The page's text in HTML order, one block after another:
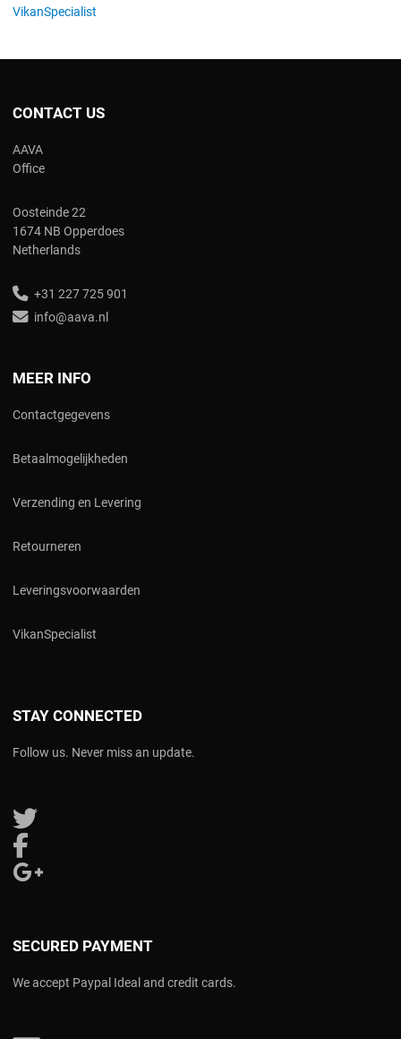
VikanSpecialist
CONTACT US
AAVA
Office
Oosteinde 22
1674 NB Opperdoes
Netherlands
+31 227 725 901
info@aava.nl
MEER INFO
Contactgegevens
Betaalmogelijkheden
Verzending en Levering
Retourneren
Leveringsvoorwaarden
VikanSpecialist
STAY CONNECTED
Follow us. Never miss an update.
Follow us on Twitter
SECURED PAYMENT
We accept Paypal Ideal and credit cards.